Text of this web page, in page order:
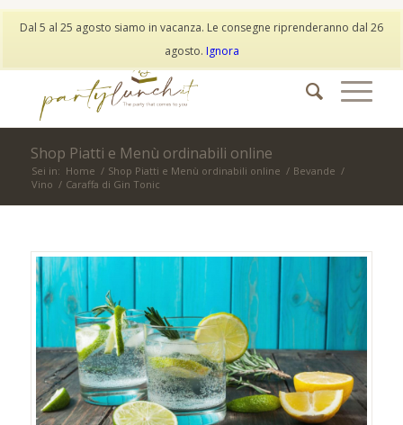
My Account
Wishlist
Shop Piatti e Menù ordinabili online
Sei in: Home / Shop Piatti e Menù ordinabili online / Bevande /
Vino / Caraffa di Gin Tonic
Dal 5 al 25 agosto siamo in vacanza. Le consegne riprenderanno dal 26
agosto. Ignora